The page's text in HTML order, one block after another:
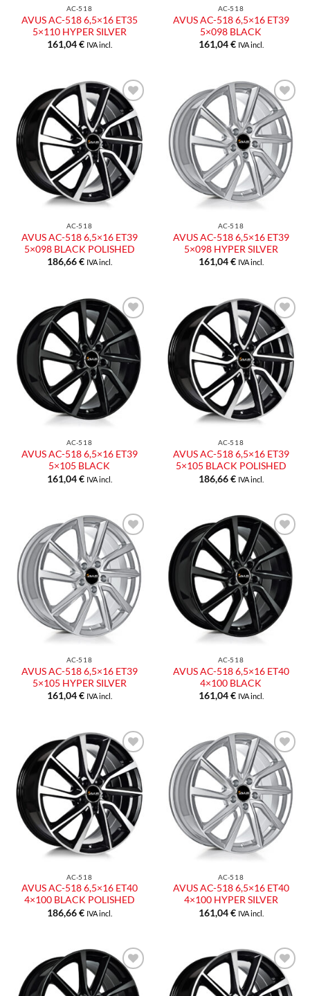
AC-518
AVUS AC-518 6,5×16 ET35
5×110 HYPER SILVER
161,04€ IVA incl.
AC-518
AVUS AC-518 6,5×16 ET39
5×098 BLACK
161,04€ IVA incl.
AC-518
AVUS AC-518 6,5×16 ET39
5×098 BLACK POLISHED
186,66€ IVA incl.
AC-518
AVUS AC-518 6,5×16 ET39
5×098 HYPER SILVER
161,04€ IVA incl.
AC-518
AVUS AC-518 6,5×16 ET39
5×105 BLACK
161,04€ IVA incl.
AC-518
AVUS AC-518 6,5×16 ET39
5×105 BLACK POLISHED
186,66€ IVA incl.
AC-518
AVUS AC-518 6,5×16 ET39
5×105 HYPER SILVER
161,04€ IVA incl.
AC-518
AVUS AC-518 6,5×16 ET40
4×100 BLACK
161,04€ IVA incl.
AC-518
AVUS AC-518 6,5×16 ET40
4×100 BLACK POLISHED
186,66€ IVA incl.
AC-518
AVUS AC-518 6,5×16 ET40
4×100 HYPER SILVER
161,04€ IVA incl.